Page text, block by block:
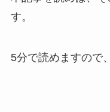
す。
5分で読めますので